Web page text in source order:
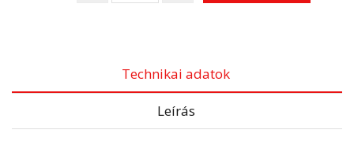
Technikai adatok
Leírás